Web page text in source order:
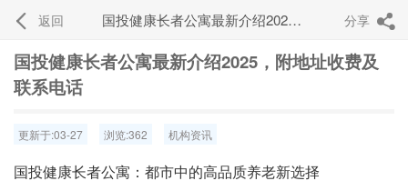
 返回 国投健康长者公寓最新介绍2025，附地址收费及联系电话 分享 
国投健康长者公寓最新介绍2025，附地址收费及
联系电话
更新于:03-27 浏览:362 机构资讯
国投健康长者公寓：都市中的高品质养老新选择